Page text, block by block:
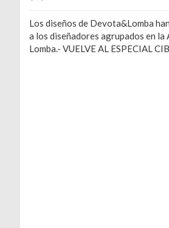
Los diseños de Devota&Lomba
a los diseñadores agrupados en
Lomba.- VUELVE AL ESPECIAL